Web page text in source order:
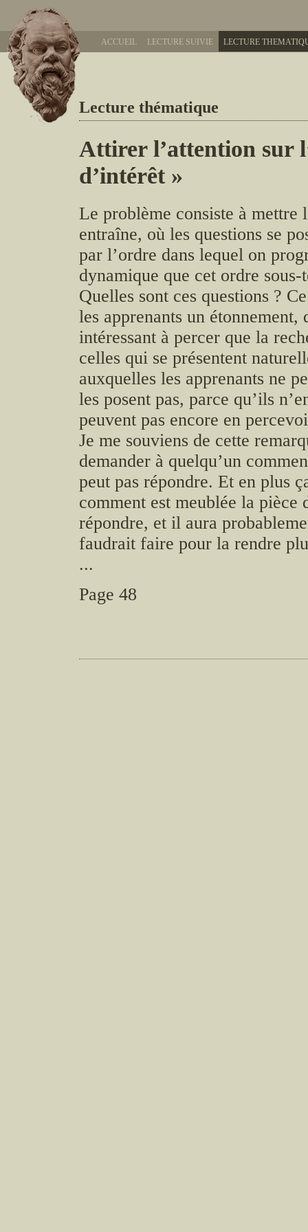
ACCUEIL LECTURE SUIVIE LECTURE
Lecture thématique
Attirer l’attention sur
d’intérêt »
Le problème consiste à mettre
entraîne, où les questions se
par l’ordre dans lequel on
dynamique que cet ordre sous-
Quelles sont ces questions ?
les apprenants un
intéressant à percer que la
celles qui se présentent
auxquelles les apprenants ne
les posent pas, parce qu’ils
peuvent pas encore en
Je me souviens de cette
demander à quelqu’un
peut pas répondre. Et en plus
comment est meublée la
répondre, et il aura
faudrait faire pour la rendre
...
Page 48